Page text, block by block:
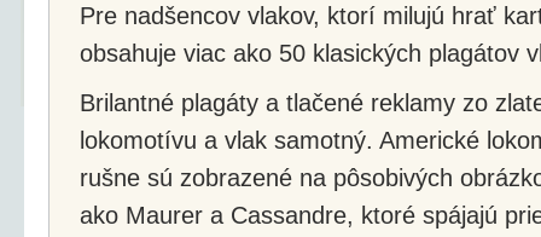
Pre nadšencov vlakov, ktorí milujú hrať
obsahuje viac ako 50 klasických plagátov
Brilantné plagáty a tlačené reklamy zo
lokomotívu a vlak samotný. Americké
rušne sú zobrazené na pôsobivých
ako Maurer a Cassandre, ktoré spájajú